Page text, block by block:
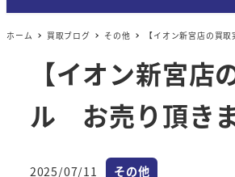
ン
テ
ホーム 買取ブログ その他 【イオン新宮店の
【イオン新宮
ル お売り頂き
2025/07/11 カテゴリー
その他